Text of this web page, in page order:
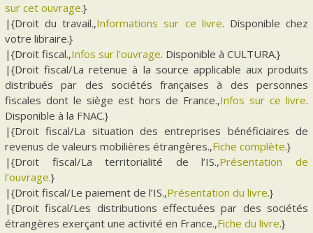
sur cet ouvrage.}
|{Droit du travail.,Informations sur ce livre. Disponible chez
votre libraire.}
|{Droit fiscal.,Infos sur l’ouvrage. Disponible à CULTURA.}
|{Droit fiscal/La retenue à la source applicable aux produits
distribués par des sociétés françaises à des personnes
fiscales dont le siège est hors de France.,Infos sur ce livre.
Disponible à la FNAC.}
|{Droit fiscal/La situation des entreprises bénéficiaires de
revenus de valeurs mobilières étrangères.,Fiche complète.}
|{Droit fiscal/La territorialité de l’IS.,Présentation de
l’ouvrage.}
|{Droit fiscal/Le paiement de l’IS.,Présentation du livre.}
|{Droit fiscal/Les distributions effectuées par des sociétés
étrangères exerçant une activité en France.,Fiche du livre.}